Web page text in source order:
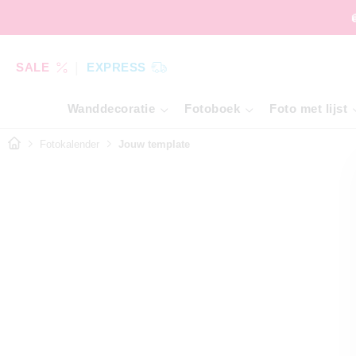
SALE EXPRESS
Wanddecoratie Fotoboek Foto met lijst
Fotokalender Jouw template